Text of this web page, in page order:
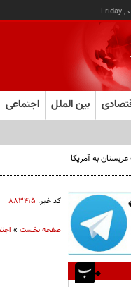
Friday ,
بین الملل اجتماعی
به آمریکا
کد خبر: ۸۸۳۴۱۵
صفحه نخست»